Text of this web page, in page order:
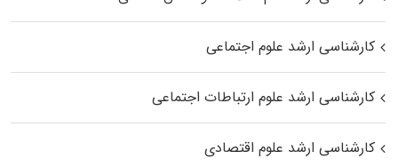
کارشناسی ارشد علوم اجتماعی
کارشناسی ارشد علوم ارتباطات اجتماعی
کارشناسی ارشد علوم اقتصادی